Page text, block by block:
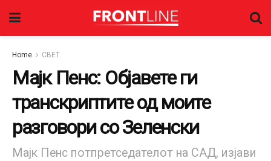
Home СВЕТ
Мајк Пенс: Објавете ги
трaнскриптите од моите
разговори со Зеленски
Мајк Пенс потпретседателот на САД, изјави